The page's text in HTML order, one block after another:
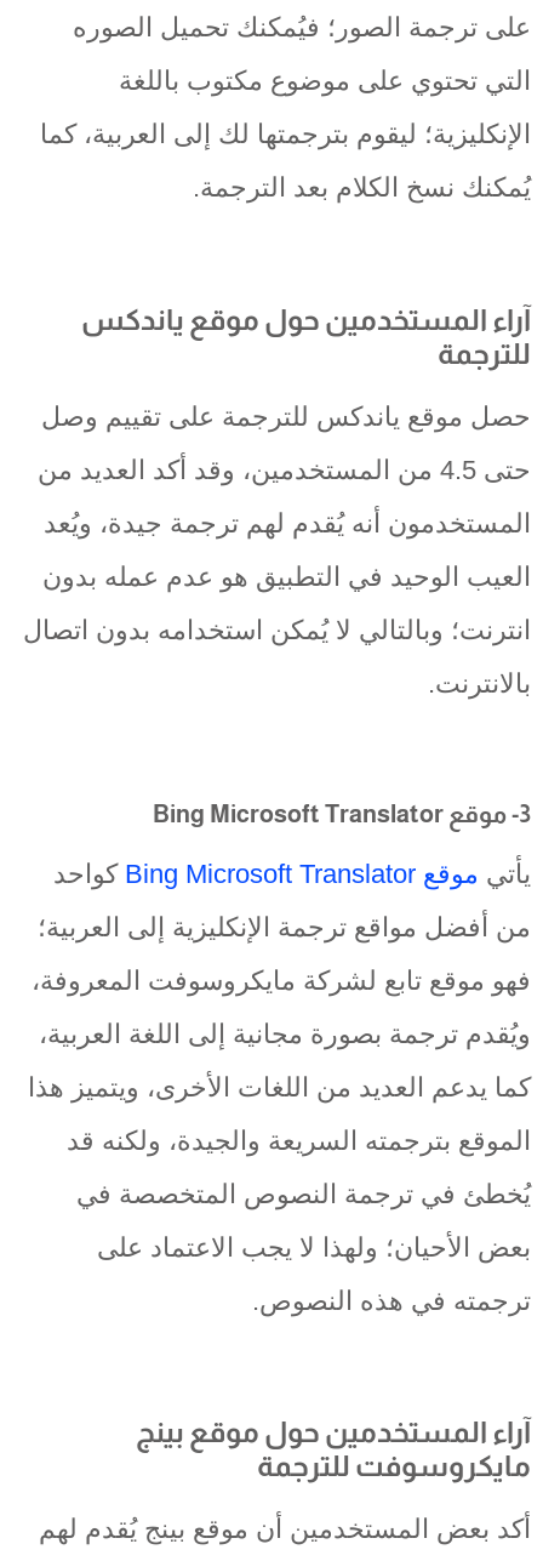
على ترجمة الصور؛ فيُمكنك تحميل الصوره
التي تحتوي على موضوع مكتوب باللغة
الإنكليزية؛ ليقوم بترجمتها لك إلى العربية، كما
يُمكنك نسخ الكلام بعد الترجمة.
آراء المستخدمين حول موقع ياندكس
للترجمة
حصل موقع ياندكس للترجمة على تقييم وصل
حتى 4.5 من المستخدمين، وقد أكد العديد من
المستخدمون أنه يُقدم لهم ترجمة جيدة، ويُعد
العيب الوحيد في التطبيق هو عدم عمله بدون
انترنت؛ وبالتالي لا يُمكن استخدامه بدون اتصال
بالانترنت.
3- موقع Bing Microsoft Translator
يأتيموقع Bing Microsoft Translator
كواحد
من أفضل مواقع ترجمة الإنكليزية إلى العربية؛
فهو موقع تابع لشركة مايكروسوفت المعروفة،
ويُقدم ترجمة بصورة مجانية إلى اللغة العربية،
كما يدعم العديد من اللغات الأخرى، ويتميز هذا
الموقع بترجمته السريعة والجيدة، ولكنه قد
يُخطئ في ترجمة النصوص المتخصصة في
بعض الأحيان؛ ولهذا لا يجب الاعتماد على
ترجمته في هذه النصوص.
آراء المستخدمين حول موقع بينج
مايكروسوفت للترجمة
أكد بعض المستخدمين أن موقع بينج يُقدم لهم